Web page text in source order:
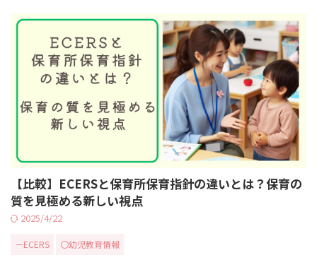
【比較】ECERSと保育所保育指針の違いとは？保育の
質を見極める新しい視点
2025/4/22
－ECERS 〇幼児教育情報